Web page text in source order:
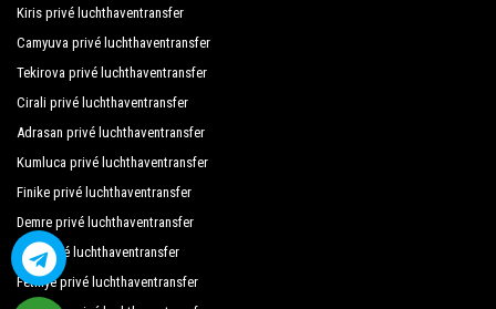
Grand Zaman Beach Hotel
Gray Wolf Hotel
Green Garden City Hotel
Güler Hotel
Günaydın Hotel
Güneş Beach Hotel
Kiris privé luchthaventransfer
Camyuva privé luchthaventransfer
Tekirova privé luchthaventransfer
Cirali privé luchthaventransfer
Adrasan privé luchthaventransfer
Kumluca privé luchthaventransfer
Finike privé luchthaventransfer
Demre privé luchthaventransfer
Kas privé luchthaventransfer
Fethiye privé luchthaventransfer